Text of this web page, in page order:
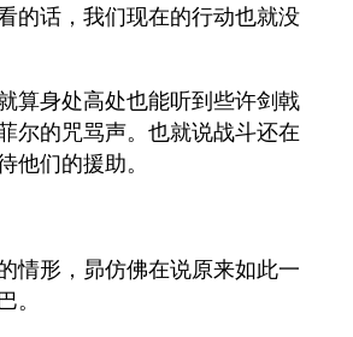
的话，我们现在的行动也就没
算身处高处也能听到些许剑戟
尔的咒骂声。也就说战斗还在
他们的援助。
情形，昴仿佛在说原来如此一
。